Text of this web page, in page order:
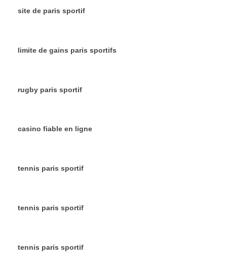
site de paris sportif
limite de gains paris sportifs
rugby paris sportif
casino fiable en ligne
tennis paris sportif
tennis paris sportif
tennis paris sportif